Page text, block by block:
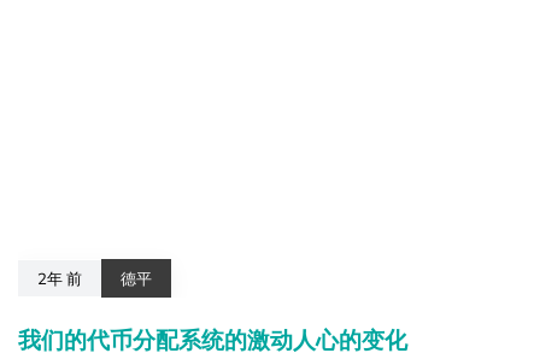
2年 前 德平
我们的代币分配系统的激动人心的变化